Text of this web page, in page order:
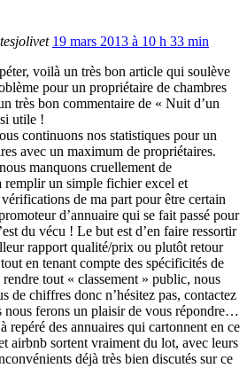
19 mars 2013 à 10 h 33 min
voilà un très bon article qui soulève
pour un propriétaire de chambres
très bon commentaire de « Nuit d’un
utile !
continuons nos statistiques pour un
avec un maximum de propriétaires.
manquons cruellement de
remplir un simple fichier excel et
de ma part pour être certain
d’annuaire qui se fait passé pour
du vécu ! Le but est d’en faire ressortir
rapport qualité/prix ou plutôt retour
en tenant compte des spécificités de
tout « classement » public, nous
de chiffres donc n’hésitez pas, contactez
nous ferons un plaisir de vous répondre…
repéré des annuaires qui cartonnent en ce
airbnb sortent vraiment du lot, avec leurs
déjà très bien discutés sur ce